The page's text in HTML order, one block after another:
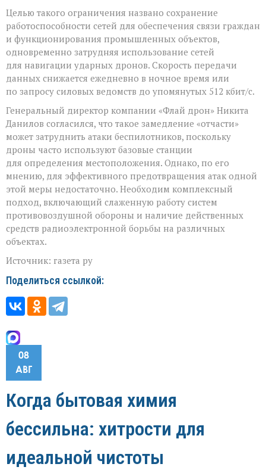
Целью такого ограничения названо сохранение
работоспособности сетей для обеспечения связи граждан
и функционирования промышленных объектов,
одновременно затрудняя использование сетей
для навигации ударных дронов. Скорость передачи
данных снижается ежедневно в ночное время или
по запросу силовых ведомств до упомянутых 512 кбит/с.
Генеральный директор компании «Флай дрон» Никита
Данилов согласился, что такое замедление «отчасти»
может затруднить атаки беспилотников, поскольку
дроны часто используют базовые станции
для определения местоположения. Однако, по его
мнению, для эффективного предотвращения атак одной
этой меры недостаточно. Необходим комплексный
подход, включающий слаженную работу систем
противовоздушной обороны и наличие действенных
средств радиоэлектронной борьбы на различных
объектах.
Источник: газета ру
Поделиться ссылкой:
08
АВГ
Когда бытовая химия
бессильна: хитрости для
идеальной чистоты